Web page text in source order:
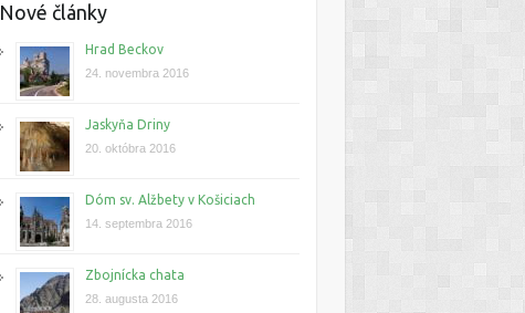
Nové články
Hrad Beckov
24. novembra 2016
Jaskyňa Driny
20. októbra 2016
Dóm sv. Alžbety v Košiciach
14. septembra 2016
Zbojnícka chata
28. augusta 2016